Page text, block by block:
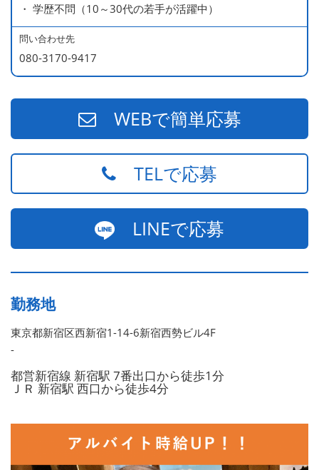
やる気MAXの2児のお父さん）
670万円／統括店長（30代・入社7年目・中学生の長男筆
頭に3人の子供を持つ一家の大黒柱）
・ 学歴不問（10～30代の若手が活躍中）
問い合わせ先
080-3170-9417
WEBで簡単応募
TELで応募
LINEで応募
勤務地
東京都新宿区西新宿1-14-6新宿西勢ビル4F
-
都営新宿線 新宿駅 7番出口から徒歩1分
ＪＲ 新宿駅 西口から徒歩4分